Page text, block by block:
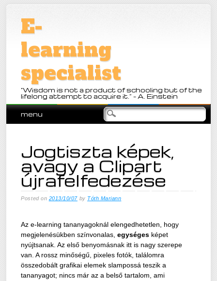
E-
learning
specialist
“Wisdom is not a product of schooling but of the
lifelong attempt to acquire it.” – A. Einstein
Main menu
Skip to content
menu
Jogtiszta képek,
avagy a Clipart
újrafelfedezése
Posted on 2013/10/07 by Tóth Mariann
Az e-learning tananyagoknál elengedhetetlen, hogy
megjelenésükben színvonalas,egységes képet
nyújtsanak. Az első benyomásnak itt is nagy szerepe
van. A rossz minőségű, pixeles fotók, találomra
összedobált grafikai elemek slampossá teszik a
tananyagot; nincs már az a belső tartalom, ami